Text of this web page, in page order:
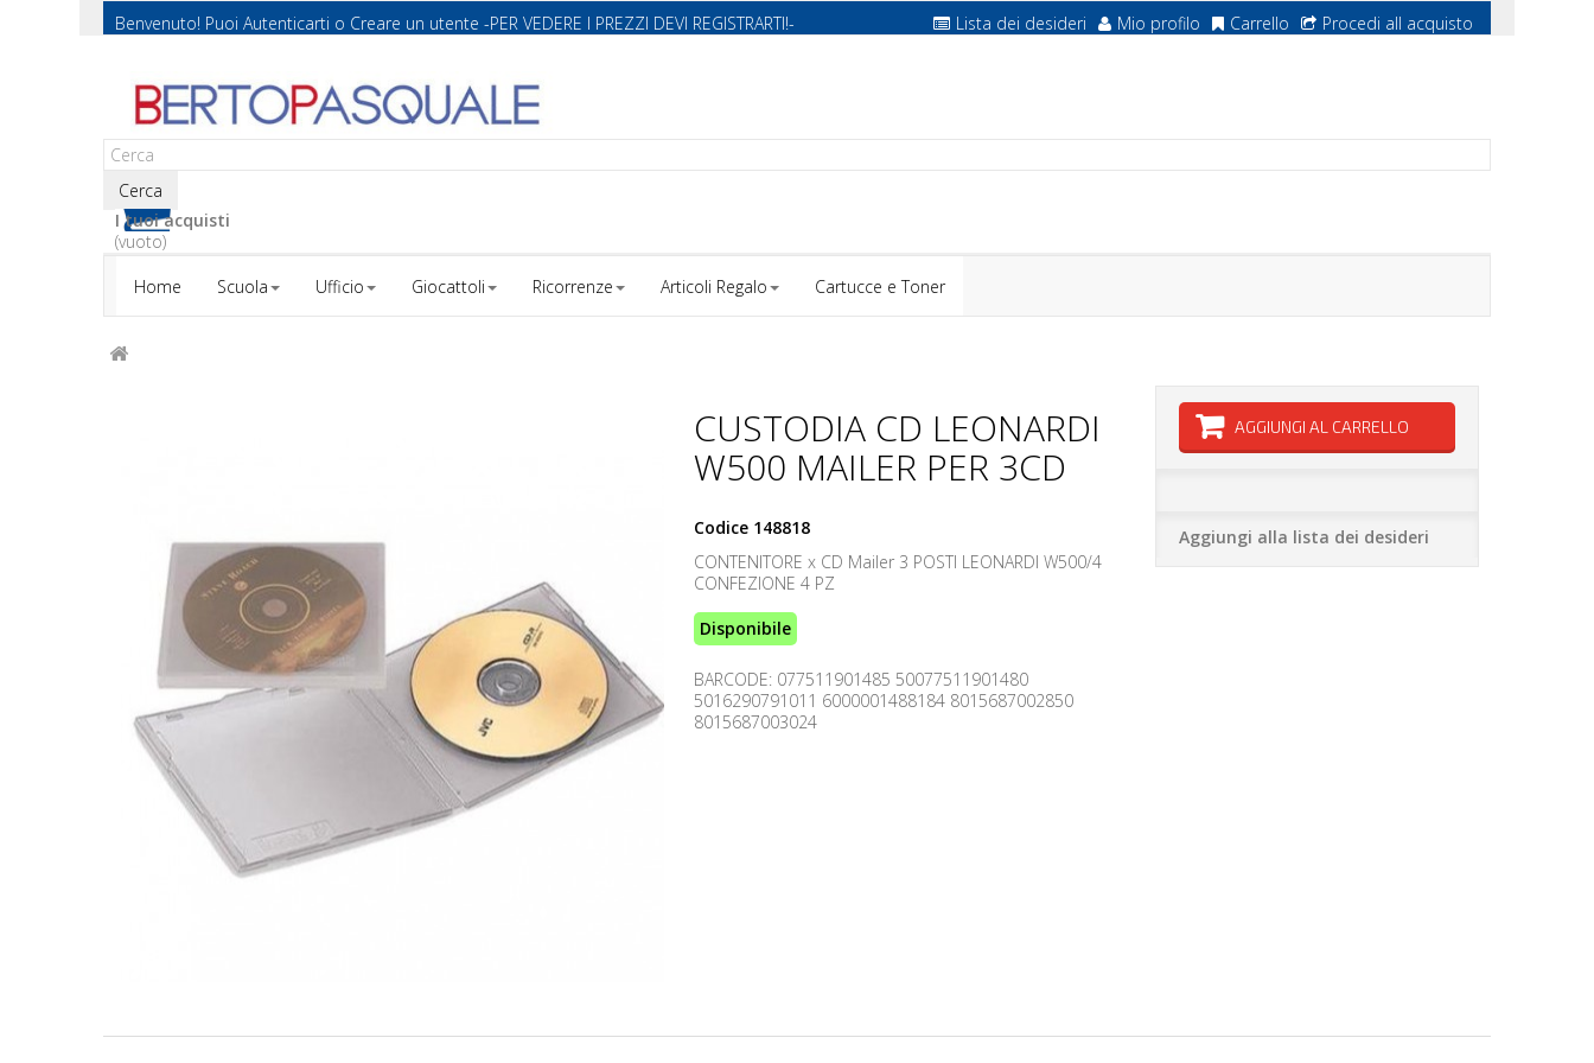
Benvenuto! Puoi Autenticarti o Creare un utente -PER VEDERE I PREZZI DEVI REGISTRARTI!- Lista dei desideri Mio profilo Carrello Procedi all acquisto
Cerca
I tuoi acquisti
(vuoto)
Home
Scuola Ufficio Giocattoli Ricorrenze Articoli Regalo Cartucce e Toner
CUSTODIA CD LEONARDI
W500 MAILER PER 3CD
Codice 148818
CONTENITORE x CD Mailer 3 POSTI LEONARDI W500/4
CONFEZIONE 4 PZ
Disponibile
BARCODE: 077511901485 50077511901480
5016290791011 6000001488184 8015687002850
8015687003024
AGGIUNGI AL CARRELLO
Aggiungi alla lista dei desideri